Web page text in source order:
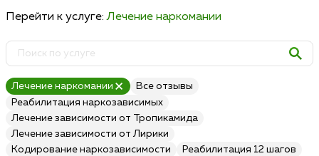
Перейти к услуге:Лечение наркомании
Лечение наркомании
Все отзывы
Реабилитация наркозависимых
Лечение зависимости от Тропикамида
Лечение зависимости от Лирики
Кодирование наркозависимости
Реабилитация 12 шагов